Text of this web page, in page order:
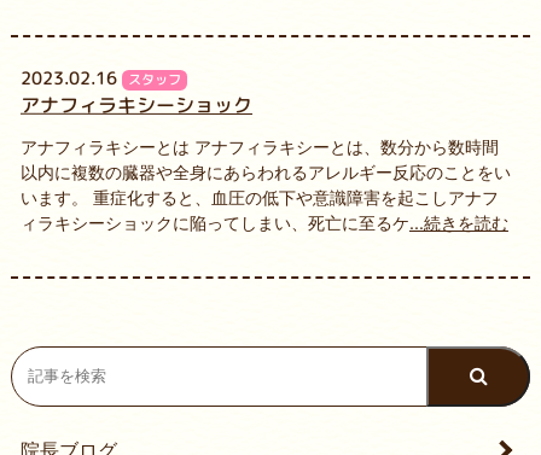
2023.02.16 スタッフ
アナフィラキシーショック
アナフィラキシーとは アナフィラキシーとは、数分から数時間
以内に複数の臓器や全身にあらわれるアレルギー反応のことをい
います。 重症化すると、血圧の低下や意識障害を起こしアナフ
ィラキシーショックに陥ってしまい、死亡に至るケ...続きを読む
院長ブログ